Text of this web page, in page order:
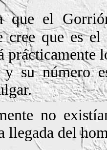
que el
cree que es
prácticamente
y su número
no
llegada del